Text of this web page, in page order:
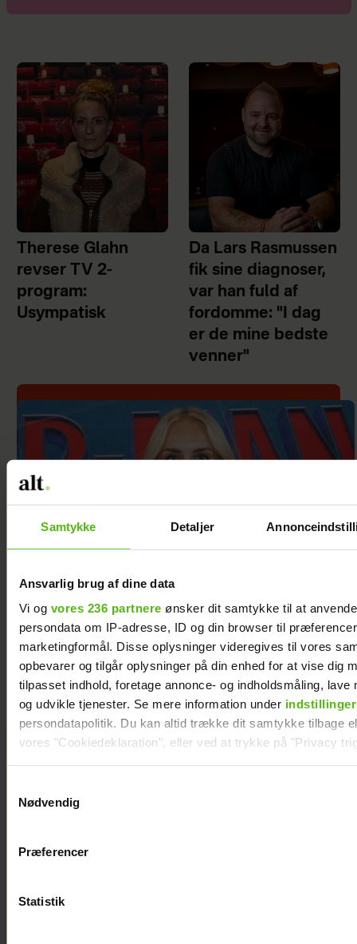
Samtykke Detaljer
Ansvarlig brug af dine data
Vi og vores 236 partnere ønsker dit samtykke til at
persondata om IP-adresse, ID og din browser til
marketingformål. Disse oplysninger videregives til vores
opbevarer og tilgår oplysninger på din enhed for at vise dig
tilpasset indhold, foretage annonce- og indholdsmåling, lave
og udvikle tjenester. Se mere information under indstillinger
persondatapolitik. Du kan altid trække dit samtykke tilbage
vores "Cookiedeklaration", eller ved at trykke på "Privacy
Vi anvender egne cookies og cookies fra tredjeparter til at
generere statistik og huske dine præferencer samt til brug
Nødvendig
Præferencer
Statistik
Therese Glahn
revser TV 2-
program:
Usympatisk
Da Lars Rasmussen
fik sine diagnoser,
var han fuld af
fordomme: "I dag
er de mine bedste
venner"
Sille Nimholm afvist af
højesteret: "Jeg er videre"